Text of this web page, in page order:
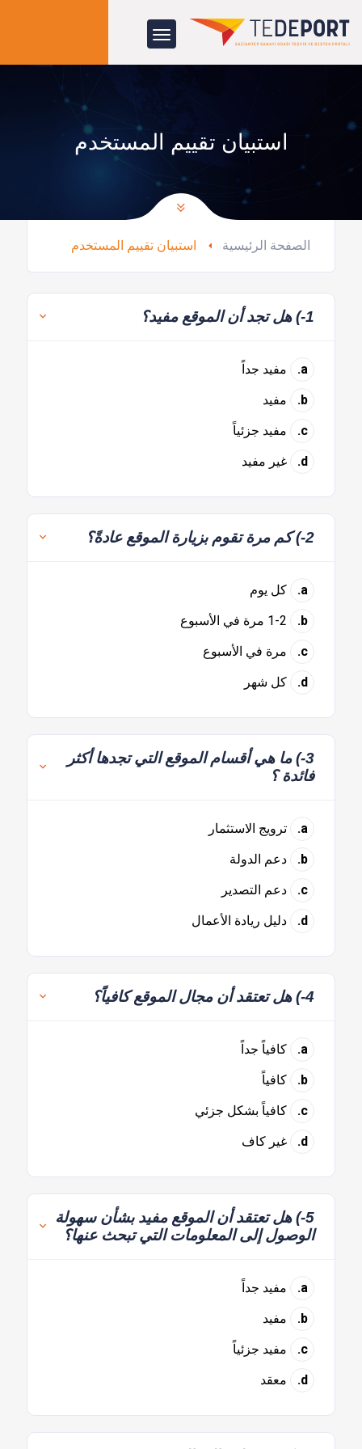
استبيان تقييم المستخدم
الصفحة الرئيسية استبيان تقييم المستخدم
1-) هل تجد أن الموقع مفيد؟
a.
مفيد جداً
b.
مفيد
c.
مفيد جزئياً
d.
غير مفيد
2-) كم مرة تقوم بزيارة الموقع عادةً؟
a.
كل يوم
b.
c.
مرة في الأسبوع
d.
كل شهر
3-) ما هي أقسام الموقع التي تجدها أكثر
فائدة ؟
a.
ترويج الاستثمار
b.
دعم الدولة
c.
دعم التصدير
d.
دليل ريادة الأعمال
4-) هل تعتقد أن مجال الموقع كافياً؟
a.
كافياً جداً
b.
كافياً
c.
كافياً بشكل جزئي
d.
غير كاف
5-) هل تعتقد أن الموقع مفيد بشأن سهولة
الوصول إلى المعلومات التي تبحث عنها؟
a.
مفيد جداً
b.
مفيد
c.
مفيد جزئياً
d.
معقد